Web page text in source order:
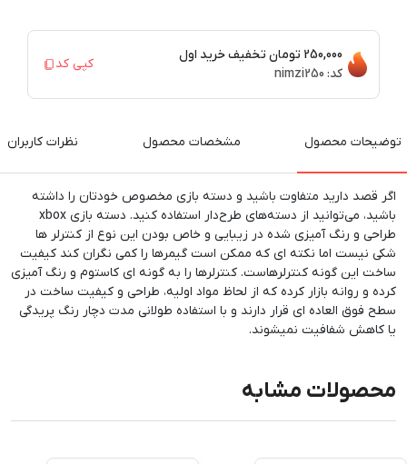
250,000 تومان
تخفیف خرید اول
کد: nimzi250
کپی کد
توضیحات محصول مشخصات محصول نظرات کاربران
اگر قصد دارید متفاوت باشید و دسته بازی مخصوص خودتان را داشته
باشید، می‌توانید از دسته‌های طرح‌دار استفاده کنید. دسته بازی xbox
طراحی و رنگ آمیزی شده در زیبایی و خاص بودن این نوع از کنترلر ها
شکی نیست اما نکته ای که ممکن است گیمرها را کمی نگران کند کیفیت
ساخت این گونه کنترلرهاست. کنترلرها را به گونه ای کاستوم و رنگ آمیزی
کرده و روانه بازار کرده که از لحاظ مواد اولیه، طراحی و کیفیت ساخت در
سطح فوق العاده ای قرار دارند و با استفاده طولانی مدت دچار رنگ پریدگی
یا کاهش شفافیت نمیشوند.
محصولات مشابه